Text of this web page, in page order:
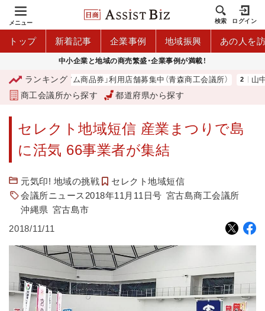
メニュー 検索 ログイン
トップ 新着記事 企業事例 地域振興 あの人を
中小企業と地域の商売繁盛・企業事例が満載！
ランキング
「青森市プレミアム商品券」利用店舗募集中（青森商工会議所） 山中
商工会議所から探す 都道府県から探す
セレクト地域短信 産業まつりで島
に活気 66事業者が集結
元気印! 地域の挑戦
セレクト地域短信
会議所ニュース2018年11月11日号 宮古島商工会議所
沖縄県 宮古島市
2018/11/11